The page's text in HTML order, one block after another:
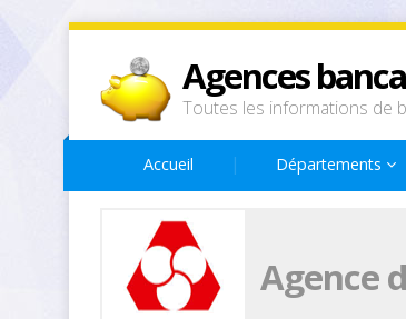
Agences
Toutes les informations de
Accueil Départements
Agence